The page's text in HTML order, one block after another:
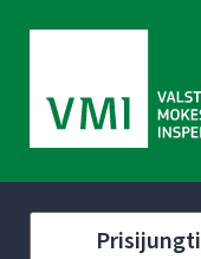
Prisijungti